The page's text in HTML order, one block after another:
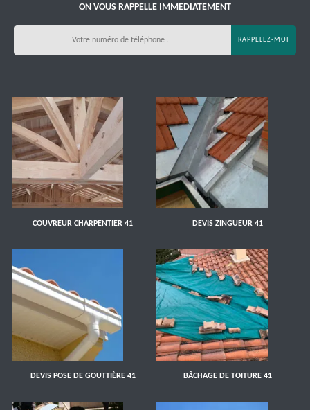
ON VOUS RAPPELLE IMMEDIATEMENT
COUVREUR CHARPENTIER 41 DEVIS ZINGUEUR 41
DEVIS POSE DE GOUTTIÈRE 41 BÂCHAGE DE TOITURE 41